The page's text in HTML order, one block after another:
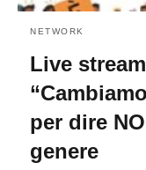
NETWORK
Live
per dire
genere